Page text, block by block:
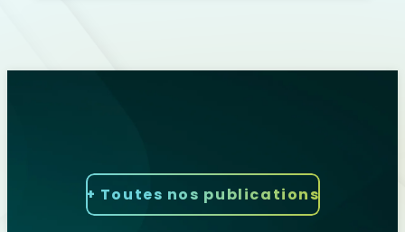
+ Toutes nos publications